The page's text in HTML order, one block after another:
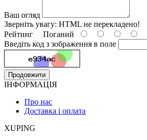
Ваш огляд
Зверніть увагу: HTML не перекладено!
Рейтинг Поганий
Введіть код з зображення в поле
Продовжити
ІНФОРМАЦІЯ
Про нас
Доставка і оплата
XUPING